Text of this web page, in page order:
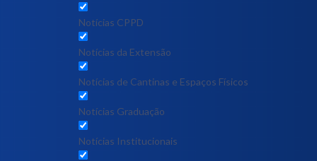
Notícias CPPD
Notícias da Extensão
Notícias de Cantinas e Espaços Físicos
Notícias Graduação
Notícias Institucionais